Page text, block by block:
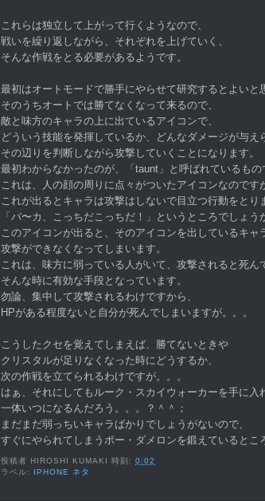
これらは独立して上がって行くようなので、
戦いを繰り返しながら、それぞれを上げていく、
そんな作戦をとる必要があるようです。
最初はオートモードで勝手にやらせて研究するとよいと
そのうちオートでは勝てなくなって来るので、
敵と味方のキャラの上に出ているアイコンで、
どういう技能を発揮しているか、どんなダメージが与え
その辺りを判断しながら攻撃していくことになります。
最初わからなかったのが、「taunt」と呼ばれているもの
これは、人の顔の周りに点々がついたアイコンなのです
これが出るとキャラは攻撃はしないで目立つ行動をとり
「バ〜カ、こっちだこっちだ！」というところでしょう
このアイコンが出ると、そのアイコンを出しているキャ
攻撃ができなくなってしまいます。
これは、味方に弱っている人がいて、攻撃されると死ん
そんな時に有効な手段となっています。
勿論、集中して攻撃されるわけですから、
HPがある程度ないと自分が死んでしまいますが。。。
こうしたクセを覚えてしまえば、勝てないときや
クリスタルが足りなくなった時にどうするか、
次の作戦を立てられるわけですが。。。
はぁ、それにしてもルーク・スカイウォーカーを手に入
一体いつになるんだろう。。。？＾＾；
まだまだ弱っちいキャラばかりでしょうがないので、
すぐにやられてしまうポー・ダメロンを鍛えているとこ
投稿者 HIROSHI KUMAKI 時刻:0:02
ラベル:
IPHONE ネタ